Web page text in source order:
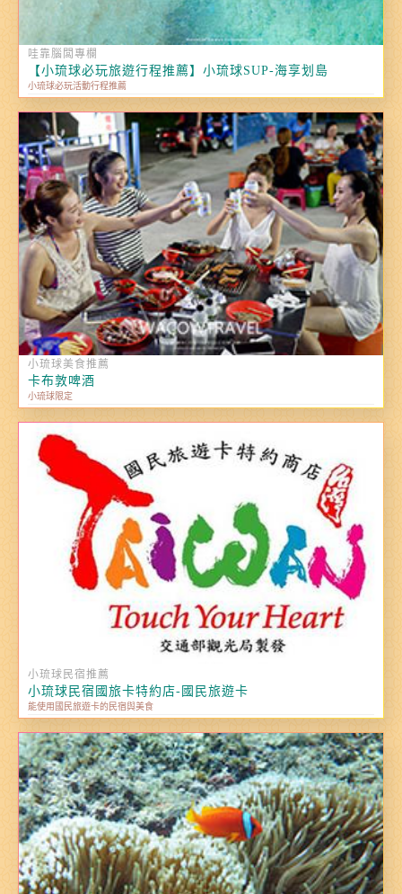
哇靠腦闆專欄
【小琉球必玩旅遊行程推薦】小琉球SUP-海享划島
小琉球必玩活動行程推薦
小琉球美食推薦
卡布敦啤酒
小琉球限定
小琉球民宿推薦
小琉球民宿國旅卡特約店-國民旅遊卡
能使用國民旅遊卡的民宿與美食